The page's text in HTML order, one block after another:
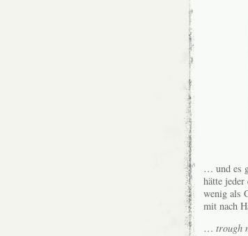
… und es
hätte
wenig als
mit nach
… trough